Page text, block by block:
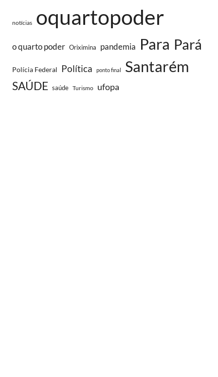
notícias oquartopoder
o quarto poder Oriximina pandemia Para Pará
Polícia Federal Política ponto final Santarém
SAÚDE saúde Turismo ufopa